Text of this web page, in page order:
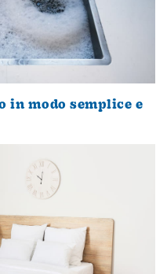
in modo semplice e